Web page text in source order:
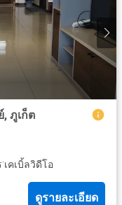
, ภูเก็ต
·เคเบิ้ลวิดีโอ
ดูรายละเอียด